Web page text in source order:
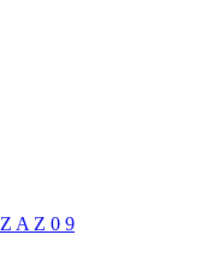
Z A Z 0 9